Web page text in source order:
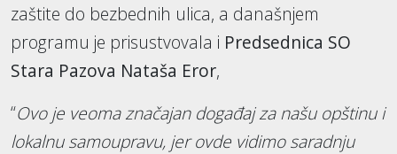
zaštite do bezbednih ulica, a današnjem
programu je prisustvovala i Predsednica SO
Stara Pazova Nataša Eror,
“Ovo je veoma značajan događaj za našu opštinu i
lokalnu samoupravu, jer ovde vidimo saradnju